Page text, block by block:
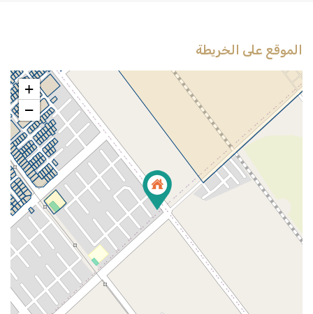
الموقع على الخريطة
+
−